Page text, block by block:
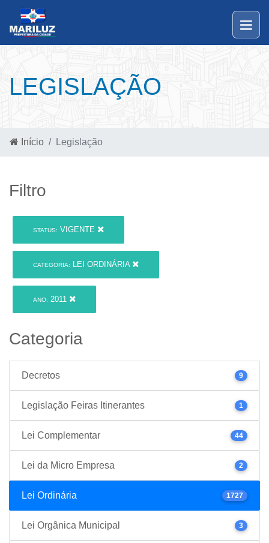
LEGISLAÇÃO
Início Legislação
Filtro
STATUS: VIGENTE
CATEGORIA: LEI ORDINÁRIA
ANO: 2011
Categoria
Decretos 9
Legislação Feiras Itinerantes 1
Lei Complementar 44
Lei da Micro Empresa 2
Lei Ordinária 1727
Lei Orgânica Municipal 3